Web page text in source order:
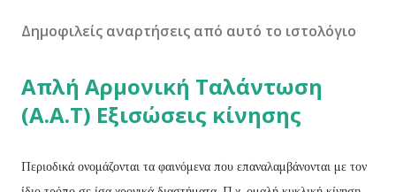
Δημοφιλείς αναρτήσεις από αυτό το ιστολόγιο
Απλή Αρμονική Ταλάντωση
(Α.Α.Τ) Εξισώσεις κίνησης
Περιοδικά ονομάζονται τα φαινόμενα που επαναλαμβάνονται με τον